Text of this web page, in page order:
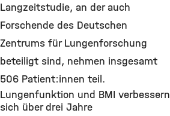
Langzeitstudie, an der auch
Forschende des Deutschen
Zentrums für Lungenforschung
beteiligt sind, nehmen insgesamt
506 Patient:innen teil.
Lungenfunktion und BMI verbessern
sich über drei Jahre